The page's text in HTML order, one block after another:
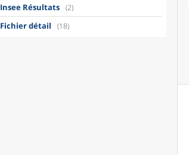
Insee Résultats (2)
Fichier détail (18)